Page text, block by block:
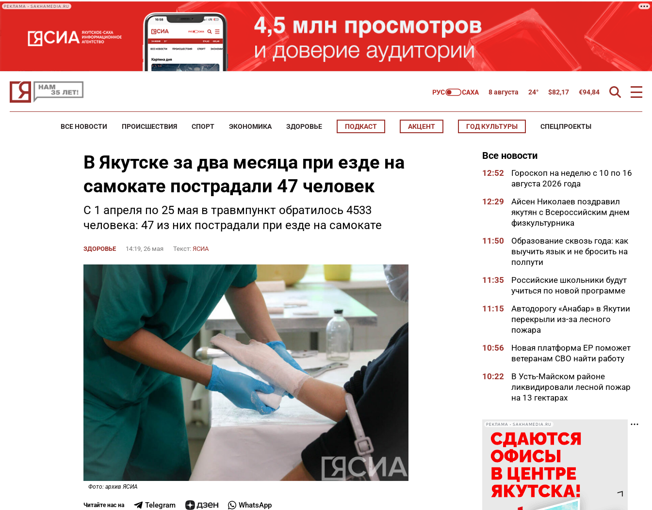
РЕКЛАМА • SAKHAMEDIA.RU
8 августа 24° $82,17 €94,84
ВСЕ НОВОСТИ ПРОИСШЕСТВИЯ СПОРТ ЭКОНОМИКА ЗДОРОВЬЕ ПОДКАСТ АКЦЕНТ ГОД КУЛЬТУРЫ СПЕЦПРОЕКТЫ
В Якутске за два месяца при езде на
самокате пострадали 47 человек
С 1 апреля по 25 мая в травмпункт обратилось 4533
человека: 47 из них пострадали при езде на самокате
ЗДОРОВЬЕ 14:19, 26 мая Текст: ЯСИА
Фото: архив ЯСИА
Читайте нас на Telegram WhatsApp
Все новости
12:52
Гороскоп на неделю с 10 по 16
августа 2026 года
12:29
Айсен Николаев поздравил
якутян с Всероссийским днем
физкультурника
11:50
Образование сквозь года: как
выучить язык и не бросить на
полпути
11:35
Российские школьники будут
учиться по новой программе
11:15
Автодорогу «Анабар» в Якутии
перекрыли из-за лесного
пожара
10:56
Новая платформа ЕР поможет
ветеранам СВО найти работу
10:22
В Усть-Майском районе
ликвидировали лесной пожар
на 13 гектарах
считают главным подарком в
своей жизни
09:41
Сколько стоит, собрать
ребенка в школу на Дальнем
Востоке
09:20
В Якутии заготовлено 114
тысяч тонн сена и 200 тонн
РЕКЛАМА • SAKHAMEDIA.RU